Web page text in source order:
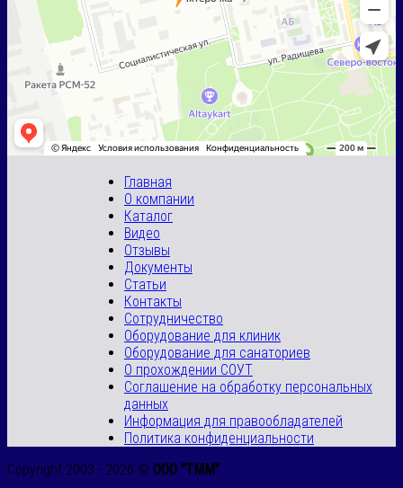
Главная
О компании
Каталог
Видео
Отзывы
Документы
Статьи
Контакты
Сотрудничество
Оборудование для клиник
Оборудование для санаториев
О прохождении СОУТ
Соглашение на обработку персональных
данных
Информация для правообладателей
Политика конфиденциальности
Copyright 2003 - 2026 © ООО "ТММ"